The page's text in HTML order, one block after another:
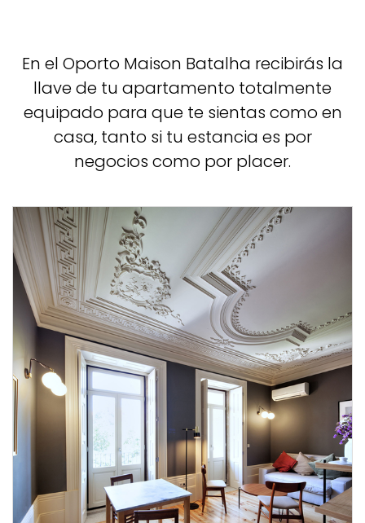
En el Oporto Maison Batalha recibirás la
llave de tu apartamento totalmente
equipado para que te sientas como en
casa, tanto si tu estancia es por
negocios como por placer.